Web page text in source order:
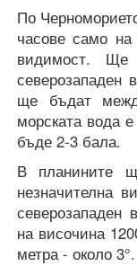
По
часове само
видимост.
северозападен
ще бъдат
морската вода
бъде 2-3 бала.
В планините
незначителна
северозападен
на височина
метра - около 3°.